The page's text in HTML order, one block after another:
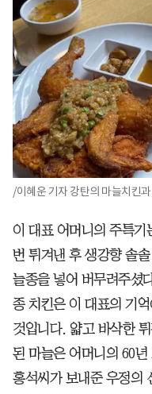
/이혜운 기자 강탄의 마늘치킨
이 대표 어머니의 주특
번 튀겨낸 후 생강향 솔
늘종을 넣어 버무려주셨
종 치킨은 이 대표의 기
것입니다. 얇고 바삭한
된 마늘은 어머니의 60년
홍석씨가 보내준 우정의